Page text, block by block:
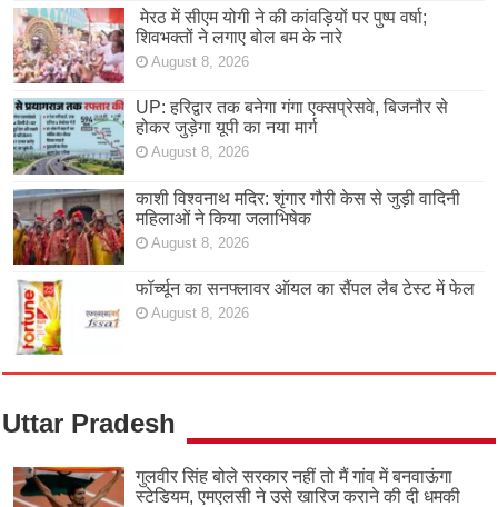
मेरठ में सीएम योगी ने की कांवड़ियों पर पुष्प वर्षा;
शिवभक्तों ने लगाए बोल बम के नारे
August 8, 2026
UP: हरिद्वार तक बनेगा गंगा एक्सप्रेसवे, बिजनौर से
होकर जुड़ेगा यूपी का नया मार्ग
August 8, 2026
काशी विश्वनाथ मदिर: शृंगार गौरी केस से जुड़ी वादिनी
महिलाओं ने किया जलाभिषेक
August 8, 2026
फॉर्च्यून का सनफ्लावर ऑयल का सैंपल लैब टेस्ट में फेल
August 8, 2026
Uttar Pradesh
गुलवीर सिंह बोले सरकार नहीं तो मैं गांव में बनवाऊंगा
स्टेडियम, एमएलसी ने उसे खारिज कराने की दी धमकी